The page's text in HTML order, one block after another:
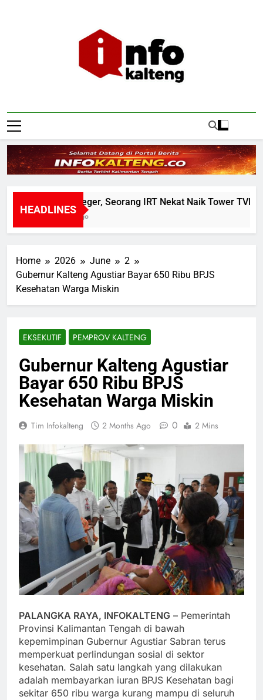
Infokalteng
HEADLINES
Warga Geger, Seorang IRT Nekat Naik Tower TVRI
11 Hours Ago
Home 2026 June
2
Gubernur Kalteng Agustiar Bayar 650 Ribu BPJS
Kesehatan Warga Miskin
EKSEKUTIF PEMPROV KALTENG
Gubernur Kalteng Agustiar
Bayar 650 Ribu BPJS
Kesehatan Warga Miskin
Tim Infokalteng 2 Months Ago 0 2 Mins
PALANGKA RAYA, INFOKALTENG – Pemerintah
Provinsi Kalimantan Tengah di bawah
kepemimpinan Gubernur Agustiar Sabran terus
memperkuat perlindungan sosial di sektor
kesehatan. Salah satu langkah yang dilakukan
adalah membayarkan iuran BPJS Kesehatan bagi
sekitar 650 ribu warga kurang mampu di seluruh